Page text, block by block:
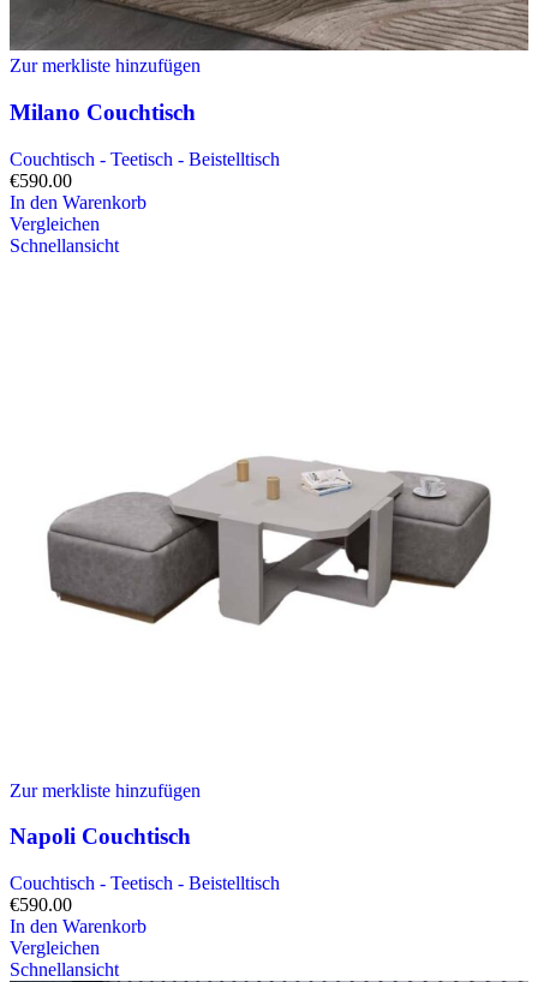
Zur merkliste hinzufügen
Milano Couchtisch
Couchtisch - Teetisch - Beistelltisch
€590.00
In den Warenkorb
Vergleichen
Schnellansicht
Zur merkliste hinzufügen
Napoli Couchtisch
Couchtisch - Teetisch - Beistelltisch
€590.00
In den Warenkorb
Vergleichen
Schnellansicht